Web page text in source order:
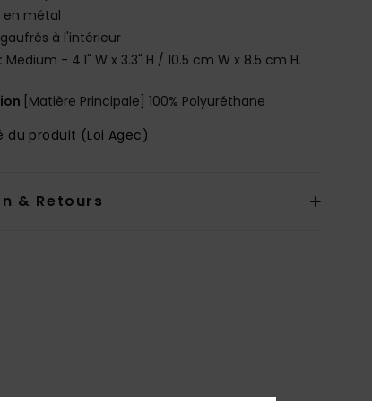
en métal
à l'intérieur
Medium - 4.1" W x 3.3" H / 10.5 cm W x 8.5 cm H.
[Matière Principale] 100% Polyuréthane
du produit (Loi Agec)
& Retours